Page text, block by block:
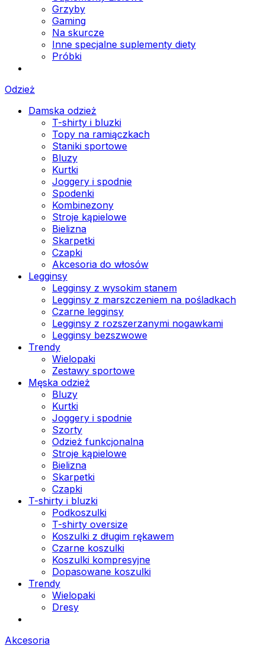
Grzyby
Gaming
Na skurcze
Inne specjalne suplementy diety
Próbki
Odzież
Damska odzież
T-shirty i bluzki
Topy na ramiączkach
Staniki sportowe
Bluzy
Kurtki
Joggery i spodnie
Spodenki
Kombinezony
Stroje kąpielowe
Bielizna
Skarpetki
Czapki
Akcesoria do włosów
Legginsy
Legginsy z wysokim stanem
Legginsy z marszczeniem na pośladkach
Czarne legginsy
Legginsy z rozszerzanymi nogawkami
Legginsy bezszwowe
Trendy
Wielopaki
Zestawy sportowe
Męska odzież
Bluzy
Kurtki
Joggery i spodnie
Szorty
Odzież funkcjonalna
Stroje kąpielowe
Bielizna
Skarpetki
Czapki
T-shirty i bluzki
Podkoszulki
T-shirty oversize
Koszulki z długim rękawem
Czarne koszulki
Koszulki kompresyjne
Dopasowane koszulki
Trendy
Wielopaki
Dresy
Akcesoria